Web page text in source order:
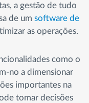
a gestão de tudo
de um software de
as operações.
como o
no a dimensionar
importantes na
tomar decisões